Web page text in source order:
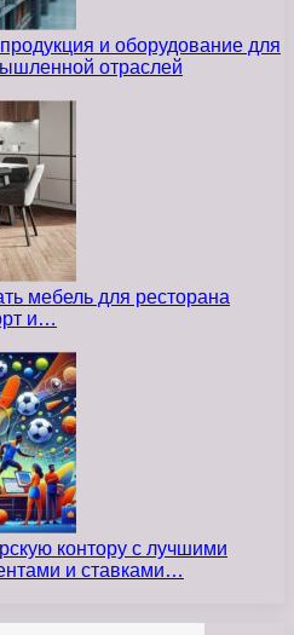
и оборудование для
отраслей
мебель для ресторана
и…
контору с лучшими
и ставками…